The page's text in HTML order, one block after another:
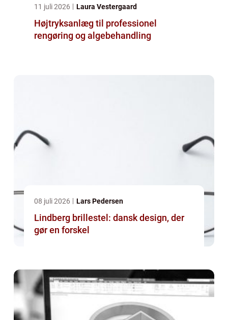
11 juli 2026 Laura Vestergaard
Højtryksanlæg til professionel
rengøring og algebehandling
08 juli 2026 Lars Pedersen
Lindberg brillestel: dansk design, der
gør en forskel